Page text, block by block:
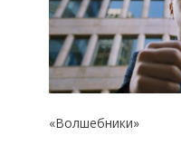
«Волшебники»